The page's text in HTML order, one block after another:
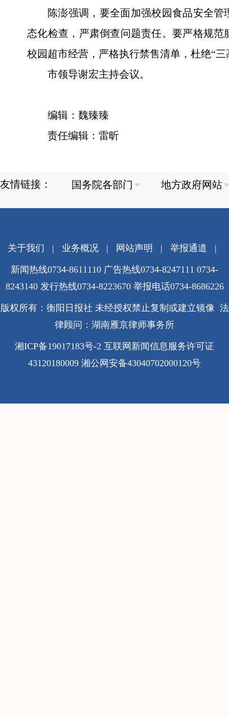
陈澎强调，要全面加强校园食品安全
态化检查，严肃倒查问题责任。要严格规
校园超市经营，严格执行禁售清单，杜绝“
市领导谢宏主持会议。
编辑：魏臻臻
责任编辑：雷昕
友情链接：
关于我们 | 业务概况| 网站声明 | 举报通道 |
新闻热线0734-8611110 广告热线0734-8247111 0734-
8243140 发行热线0734-8223670 举报电话0734-8686226
版权所有：衡阳日报社 未经授权禁止复制或建立镜像 法
律顾问：湖南雁京律师事务所
湘ICP备19017183号-2 互联网新闻信息服务许可证
43120180009 湘公网安备43040702000120号